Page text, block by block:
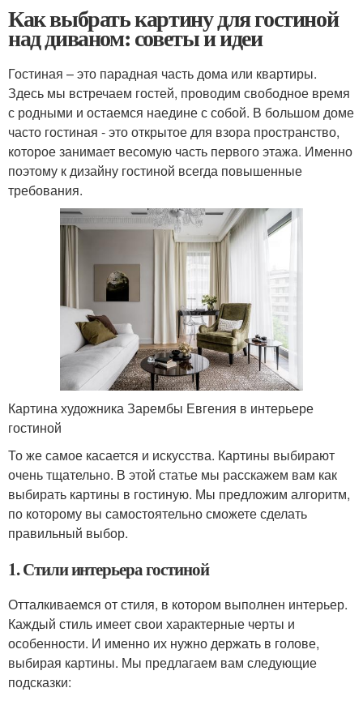
Как выбрать картину для гостиной
над диваном: советы и идеи
Гостиная – это парадная часть дома или квартиры.
Здесь мы встречаем гостей, проводим свободное время
с родными и остаемся наедине с собой. В большом доме
часто гостиная - это открытое для взора пространство,
которое занимает весомую часть первого этажа. Именно
поэтому к дизайну гостиной всегда повышенные
требования.
Картина художника Зарембы Евгения в интерьере
гостиной
То же самое касается и искусства. Картины выбирают
очень тщательно. В этой статье мы расскажем вам как
выбирать картины в гостиную. Мы предложим алгоритм,
по которому вы самостоятельно сможете сделать
правильный выбор.
1. Стили интерьера гостиной
Отталкиваемся от стиля, в котором выполнен интерьер.
Каждый стиль имеет свои характерные черты и
особенности. И именно их нужно держать в голове,
выбирая картины. Мы предлагаем вам следующие
подсказки: